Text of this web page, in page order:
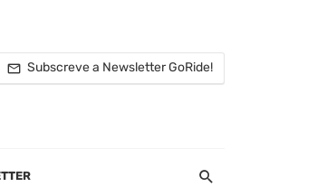
Subscreve a Newsletter GoRide!